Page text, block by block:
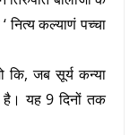
नित्य कल्याणं पच्चा
कि, जब सूर्य कन्या
है। यह 9 दिनों तक